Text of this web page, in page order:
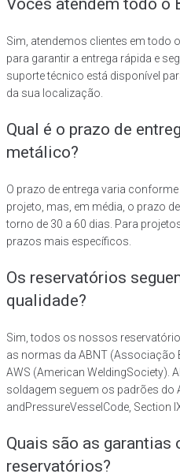
Vocês atendem todo o
Sim, atendemos clientes em todo
para garantir a entrega rápida e
suporte técnico está disponível
da sua localização.
Qual é o prazo de
metálico?
O prazo de entrega varia
projeto, mas, em média, o prazo
torno de 30 a 60 dias. Para
prazos mais específicos.
Os reservatórios
qualidade?
Sim, todos os nossos
as normas da ABNT (Associação
AWS (American WeldingSociety).
soldagem seguem os padrões do
andPressureVesselCode, Section
Quais são as garantias
reservatórios?